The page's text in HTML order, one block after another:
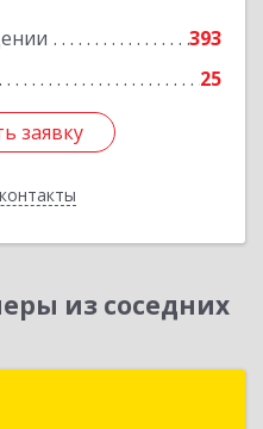
393
25
заявку
Подробнее
заявку
из соседних